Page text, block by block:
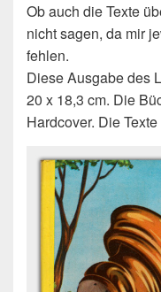
Ob auch die Texte
nicht sagen, da mir
fehlen.
Diese Ausgabe des
20 x 18,3 cm. Die
Hardcover. Die